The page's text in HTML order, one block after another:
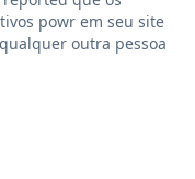
powr em seu site
outra pessoa